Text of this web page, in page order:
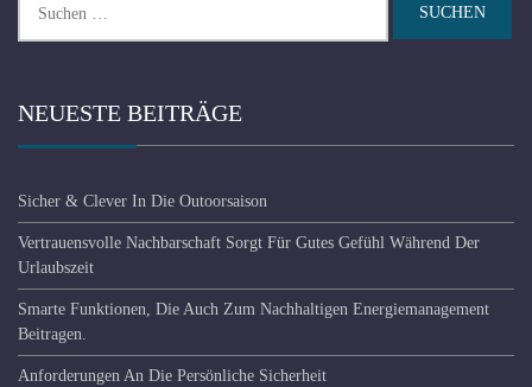
nach:
NEUESTE BEITRÄGE
Sicher & Clever In Die Outoorsaison
Vertrauensvolle Nachbarschaft Sorgt Für Gutes Gefühl Während Der
Urlaubszeit
Smarte Funktionen, Die Auch Zum Nachhaltigen Energiemanagement
Beitragen.
Anforderungen An Die Persönliche Sicherheit